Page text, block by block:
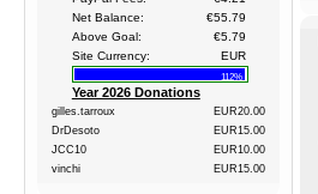
Net Balance:
€55.79
Above Goal:
€5.79
Site Currency:
EUR
112%
Year 2026 Donations
gilles.tarroux
EUR20.00
DrDesoto
EUR15.00
JCC10
EUR10.00
vinchi
EUR15.00